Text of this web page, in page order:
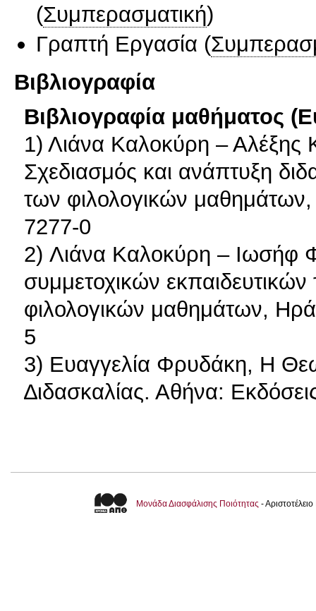
(Συμπερασματική)
Γραπτή Εργασία (
Βιβλιογραφία
Βιβλιογραφία μαθήματος
1) Λιάνα Καλοκύρη –
Σχεδιασμός και ανάπτυξη
των φιλολογικών
7277-0
2) Λιάνα Καλοκύρη – Ιωσήφ
συμμετοχικών
φιλολογικών μαθημάτων,
5
3) Ευαγγελία Φρυδάκη, Η
∆ιδασκαλίας. Αθήνα:
Μονάδα Διασφάλισης Ποιότητας -